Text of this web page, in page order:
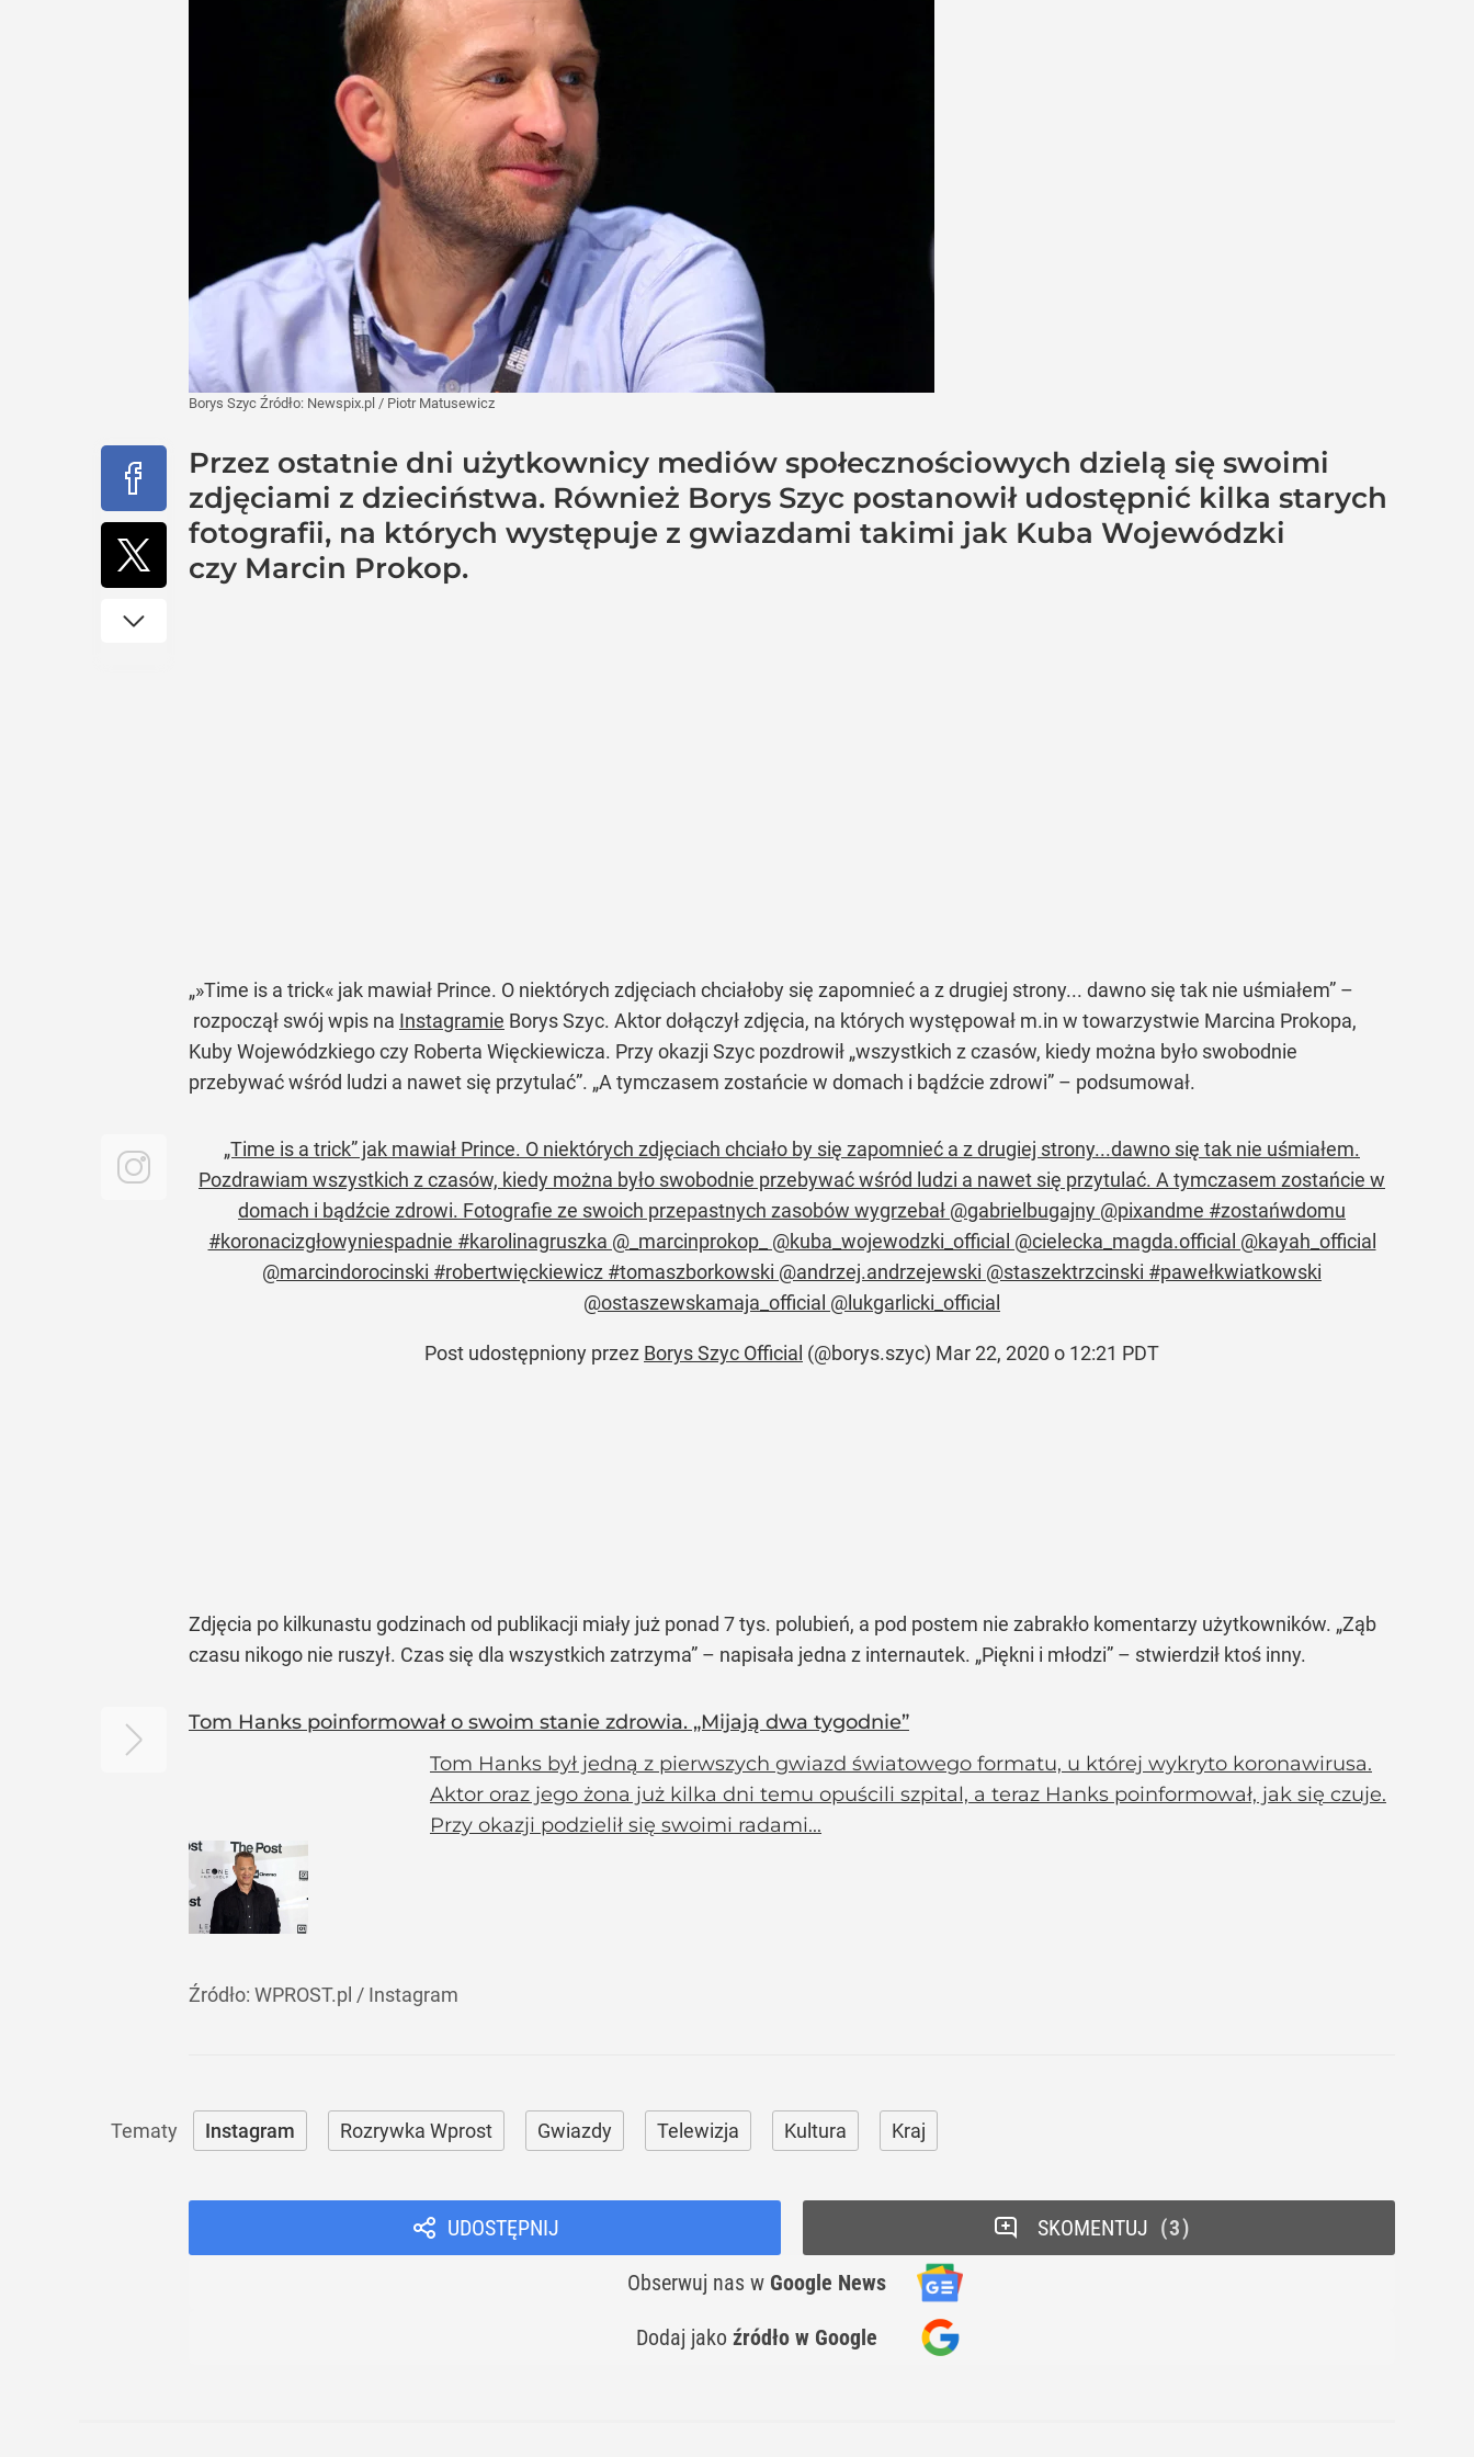
Borys Szyc Źródło: Newspix.pl / Piotr Matusewicz
Przez ostatnie dni użytkownicy mediów społecznościowych dzielą się swoimi
zdjęciami z dzieciństwa. Również Borys Szyc postanowił udostępnić kilka starych
fotografii, na których występuje z gwiazdami takimi jak Kuba Wojewódzki
czy Marcin Prokop.
„»Time is a trick« jak mawiał Prince. O niektórych zdjęciach chciałoby się zapomnieć a z drugiej strony... dawno się tak nie uśmiałem” –
rozpoczął swój wpis na Instagramie Borys Szyc. Aktor dołączył zdjęcia, na których występował m.in w towarzystwie Marcina Prokopa,
Kuby Wojewódzkiego czy Roberta Więckiewicza. Przy okazji Szyc pozdrowił „wszystkich z czasów, kiedy można było swobodnie
przebywać wśród ludzi a nawet się przytulać”. „A tymczasem zostańcie w domach i bądźcie zdrowi” – podsumował.
„Time is a trick” jak mawiał Prince. O niektórych zdjęciach chciało by się zapomnieć a z drugiej strony...dawno się tak nie uśmiałem.
Pozdrawiam wszystkich z czasów, kiedy można było swobodnie przebywać wśród ludzi a nawet się przytulać. A tymczasem zostańcie w
domach i bądźcie zdrowi. Fotografie ze swoich przepastnych zasobów wygrzebał @gabrielbugajny @pixandme #zostańwdomu
#koronacizgłowyniespadnie #karolinagruszka @_marcinprokop_ @kuba_wojewodzki_official @cielecka_magda.official @kayah_official
@marcindorocinski #robertwięckiewicz #tomaszborkowski @andrzej.andrzejewski @staszektrzcinski #pawełkwiatkowski
@ostaszewskamaja_official @lukgarlicki_official
Post udostępniony przez Borys Szyc Official (@borys.szyc) Mar 22, 2020 o 12:21 PDT
Zdjęcia po kilkunastu godzinach od publikacji miały już ponad 7 tys. polubień, a pod postem nie zabrakło komentarzy użytkowników. „Ząb
czasu nikogo nie ruszył. Czas się dla wszystkich zatrzyma” – napisała jedna z internautek. „Piękni i młodzi” – stwierdził ktoś inny.
Tom Hanks poinformował o swoim stanie zdrowia. „Mijają dwa tygodnie”
Tom Hanks był jedną z pierwszych gwiazd światowego formatu, u której wykryto koronawirusa.
Aktor oraz jego żona już kilka dni temu opuścili szpital, a teraz Hanks poinformował, jak się czuje.
Przy okazji podzielił się swoimi radami...
Źródło: WPROST.pl / Instagram
Instagram Rozrywka Wprost Gwiazdy Telewizja Kultura Kraj
UDOSTĘPNIJ
Obserwuj nas w Google News
Dodaj jako źródło w Google
SKOMENTUJ 3